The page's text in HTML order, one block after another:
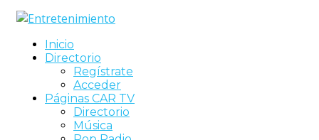
Inicio
Directorio
Regístrate
Acceder
Páginas CAR TV
Directorio
Música